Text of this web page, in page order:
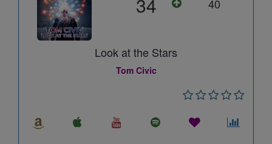
40
Look at the Stars
Tom Civic